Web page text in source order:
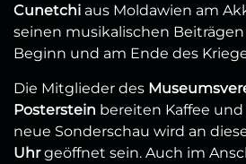
Cunetchi aus Moldawien am
seinen musikalischen
Beginn und am Ende des
Die Mitglieder des
Posterstein bereiten Kaffee
neue Sonderschau wird an
Uhrgeöffnet sein. Auch im